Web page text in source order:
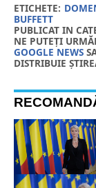
ETICHETE:
BUFFETT
PUBLICAT IN
NE PUTEȚI
GOOGLE NEWS
DISTRIBUIE